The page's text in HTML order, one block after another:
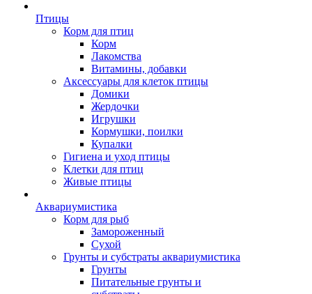
Птицы
Корм для птиц
Корм
Лакомства
Витамины, добавки
Аксессуары для клеток птицы
Домики
Жердочки
Игрушки
Кормушки, поилки
Купалки
Гигиена и уход птицы
Клетки для птиц
Живые птицы
Аквариумистика
Корм для рыб
Замороженный
Сухой
Грунты и субстраты аквариумистика
Грунты
Питательные грунты и